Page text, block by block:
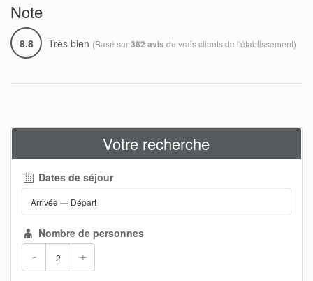
Note
8.8 Très bien (Basé sur382 avis de vrais clients de l'établissement)
Votre recherche
Dates de séjour
Arrivée — Départ
Nombre de personnes
- +